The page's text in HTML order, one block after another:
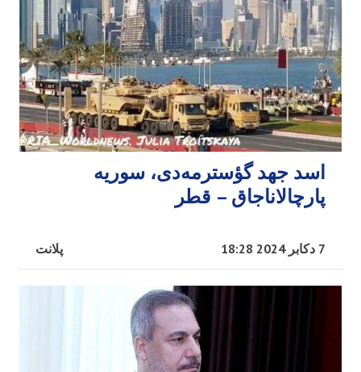
اسد جهد گؤسترمه‌دی، سوریه
پارچالاناجاق – قطر
پلانت 7 دکابر 2024 18:28